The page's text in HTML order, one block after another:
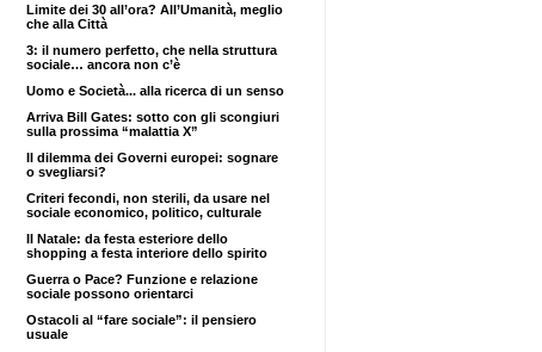
Limite dei 30 all’ora? All’Umanità, meglio
che alla Città
3: il numero perfetto, che nella struttura
sociale… ancora non c’è
Uomo e Società... alla ricerca di un senso
Arriva Bill Gates: sotto con gli scongiuri
sulla prossima “malattia X”
Il dilemma dei Governi europei: sognare
o svegliarsi?
Criteri fecondi, non sterili, da usare nel
sociale economico, politico, culturale
Il Natale: da festa esteriore dello
shopping a festa interiore dello spirito
Guerra o Pace? Funzione e relazione
sociale possono orientarci
Ostacoli al “fare sociale”: il pensiero
usuale